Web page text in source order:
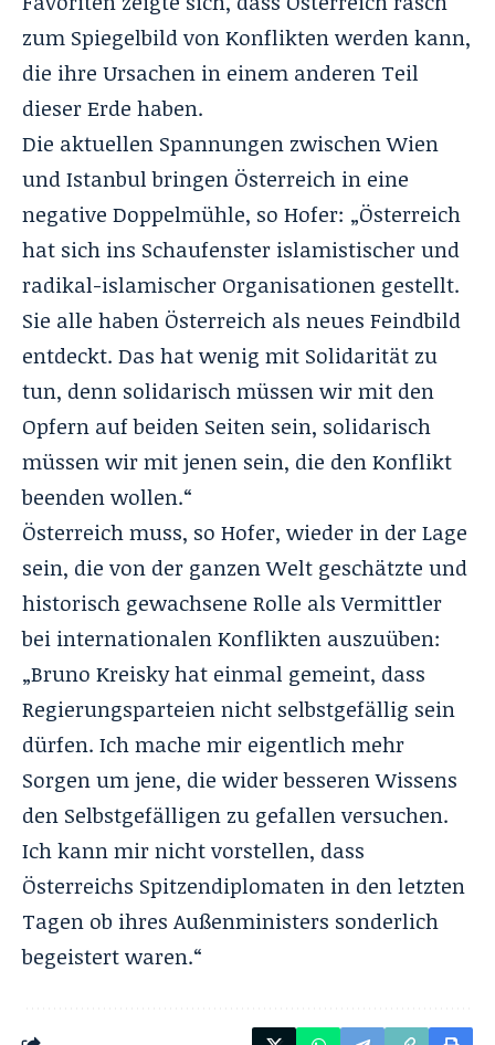
zum Spiegelbild von Konflikten werden kann,
die ihre Ursachen in einem anderen Teil
dieser Erde haben.
Die aktuellen Spannungen zwischen Wien
und Istanbul bringen Österreich in eine
negative Doppelmühle, so Hofer: „Österreich
hat sich ins Schaufenster islamistischer und
radikal-islamischer Organisationen gestellt.
Sie alle haben Österreich als neues Feindbild
entdeckt. Das hat wenig mit Solidarität zu
tun, denn solidarisch müssen wir mit den
Opfern auf beiden Seiten sein, solidarisch
müssen wir mit jenen sein, die den Konflikt
beenden wollen.“
Österreich muss, so Hofer, wieder in der Lage
sein, die von der ganzen Welt geschätzte und
historisch gewachsene Rolle als Vermittler
bei internationalen Konflikten auszuüben:
„Bruno Kreisky hat einmal gemeint, dass
Regierungsparteien nicht selbstgefällig sein
dürfen. Ich mache mir eigentlich mehr
Sorgen um jene, die wider besseren Wissens
den Selbstgefälligen zu gefallen versuchen.
Ich kann mir nicht vorstellen, dass
Österreichs Spitzendiplomaten in den letzten
Tagen ob ihres Außenministers sonderlich
begeistert waren.“